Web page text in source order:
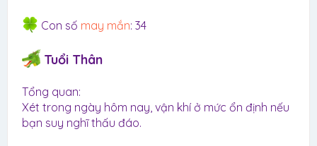
Con số may mắn: 34
Tuổi Thân
Tổng quan:
Xét trong ngày hôm nay, vận khí ở mức ổn định nếu
bạn suy nghĩ thấu đáo.